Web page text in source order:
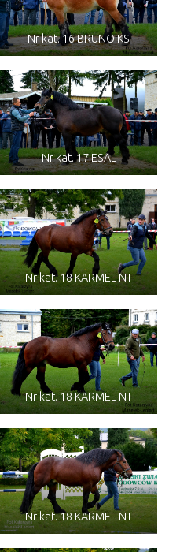
Nr kat. 16 BRUNO KS
Nr kat. 17 ESAL
Nr kat. 18 KARMEL NT
Nr kat. 18 KARMEL NT
Nr kat. 18 KARMEL NT